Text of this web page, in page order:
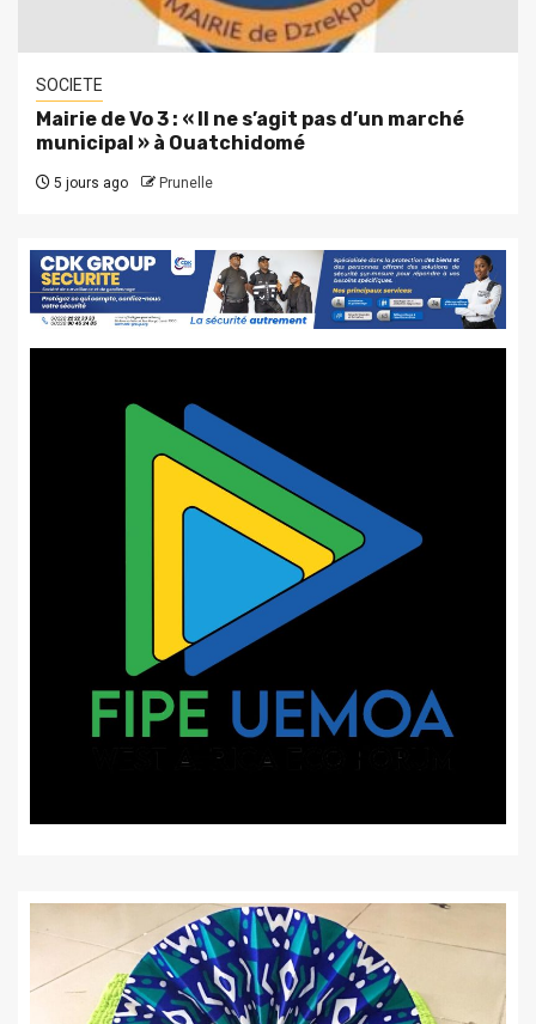
SOCIETE
Mairie de Vo 3 : « Il ne s’agit pas d’un marché
municipal » à Ouatchidomé
5 jours ago Prunelle